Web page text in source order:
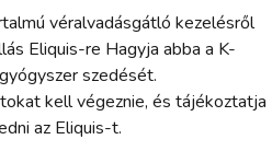
véralvadásgátló kezelésről
Eliquis-re Hagyja abba a K-
szedését.
kell végeznie, és tájékoztatja
az Eliquis-t.